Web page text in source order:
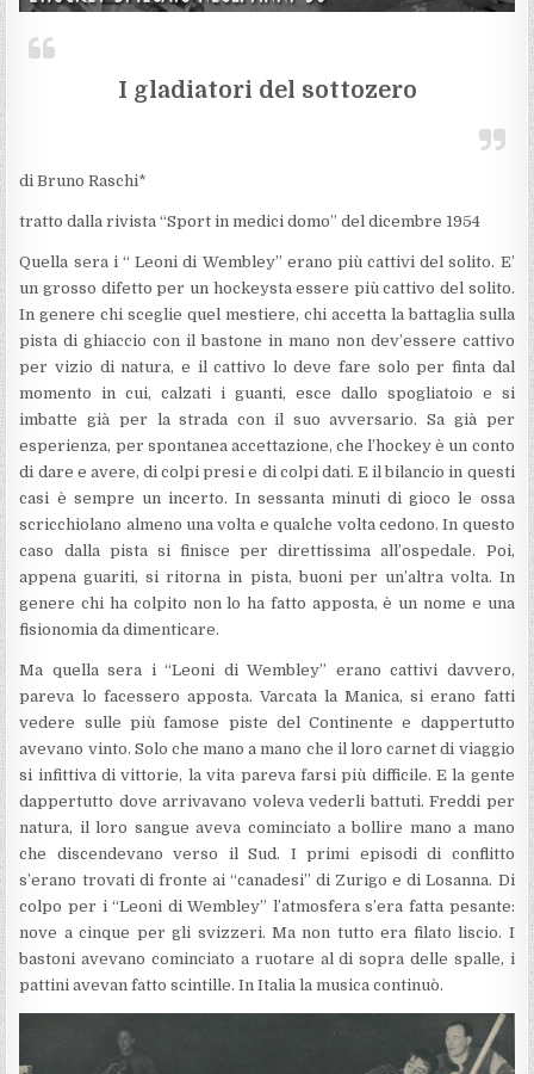
I gladiatori del sottozero
di Bruno Raschi*
tratto dalla rivista “Sport in medici domo” del dicembre 1954
Quella sera i “ Leoni di Wembley” erano più cattivi del solito. E’
un grosso difetto per un hockeysta essere più cattivo del solito.
In genere chi sceglie quel mestiere, chi accetta la battaglia sulla
pista di ghiaccio con il bastone in mano non dev’essere cattivo
per vizio di natura, e il cattivo lo deve fare solo per finta dal
momento in cui, calzati i guanti, esce dallo spogliatoio e si
imbatte già per la strada con il suo avversario. Sa già per
esperienza, per spontanea accettazione, che l’hockey è un conto
di dare e avere, di colpi presi e di colpi dati. E il bilancio in questi
casi è sempre un incerto. In sessanta minuti di gioco le ossa
scricchiolano almeno una volta e qualche volta cedono. In questo
caso dalla pista si finisce per direttissima all’ospedale. Poi,
appena guariti, si ritorna in pista, buoni per un’altra volta. In
genere chi ha colpito non lo ha fatto apposta, è un nome e una
fisionomia da dimenticare.
Ma quella sera i “Leoni di Wembley” erano cattivi davvero,
pareva lo facessero apposta. Varcata la Manica, si erano fatti
vedere sulle più famose piste del Continente e dappertutto
avevano vinto. Solo che mano a mano che il loro carnet di viaggio
si infittiva di vittorie, la vita pareva farsi più difficile. E la gente
dappertutto dove arrivavano voleva vederli battuti. Freddi per
natura, il loro sangue aveva cominciato a bollire mano a mano
che discendevano verso il Sud. I primi episodi di conflitto
s’erano trovati di fronte ai “canadesi” di Zurigo e di Losanna. Di
colpo per i “Leoni di Wembley” l’atmosfera s’era fatta pesante:
nove a cinque per gli svizzeri. Ma non tutto era filato liscio. I
bastoni avevano cominciato a ruotare al di sopra delle spalle, i
pattini avevan fatto scintille. In Italia la musica continuò.